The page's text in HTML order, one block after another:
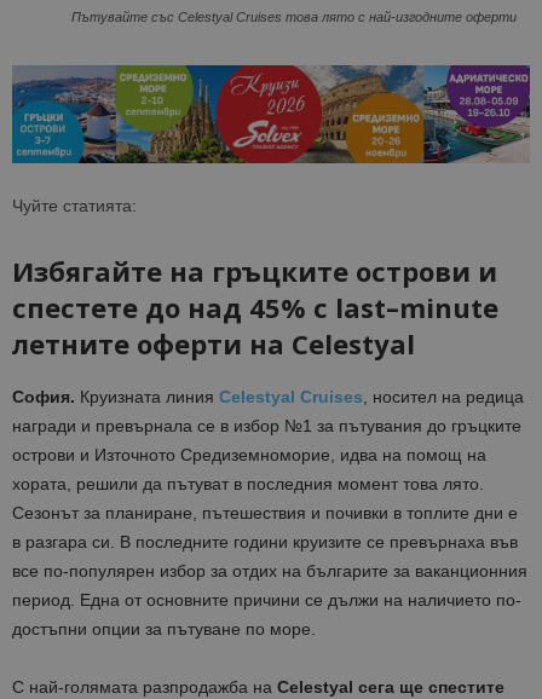
Пътувайте със Celestyal Cruises това лято с най-изгодните оферти
Чуйте статията:
Избягайте на гръцките острови и
спестете до над 45% с last–minute
летните оферти на Celestyal
София. Круизната линия Celestyal Cruises, носител на редица
награди и превърнала се в избор №1 за пътувания до гръцките
острови и Източното Средиземноморие, идва на помощ на
хората, решили да пътуват в последния момент това лято.
Сезонът за планиране, пътешествия и почивки в топлите дни е
в разгара си. В последните години круизите се превърнаха във
все по-популярен избор за отдих на българите за ваканционния
период. Една от основните причини се дължи на наличието по-
достъпни опции за пътуване по море.
С най-голямата разпродажба на Celestyal сега ще спестите